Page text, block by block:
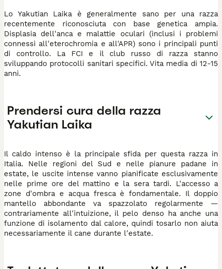
Lo Yakutian Laika è generalmente sano per una razza
recentemente riconosciuta con base genetica ampia.
Displasia dell'anca e malattie oculari (inclusi i problemi
connessi all'eterochromia e all'APR) sono i principali punti
di controllo. La FCI e il club russo di razza stanno
sviluppando protocolli sanitari specifici. Vita media di 12-15
anni.
Prendersi cura della razza
Yakutian Laika
Il caldo intenso è la principale sfida per questa razza in
Italia. Nelle regioni del Sud e nelle pianure padane in
estate, le uscite intense vanno pianificate esclusivamente
nelle prime ore del mattino e la sera tardi. L'accesso a
zone d'ombra e acqua fresca è fondamentale. Il doppio
mantello abbondante va spazzolato regolarmente —
contrariamente all'intuizione, il pelo denso ha anche una
funzione di isolamento dal calore, quindi tosarlo non aiuta
necessariamente il cane durante l'estate.